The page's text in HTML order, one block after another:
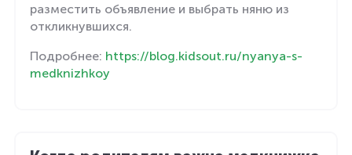
разместить объявление и выбрать няню из
откликнувшихся.
Подробнее: https://blog.kidsout.ru/nyanya-s-
medknizhkoy